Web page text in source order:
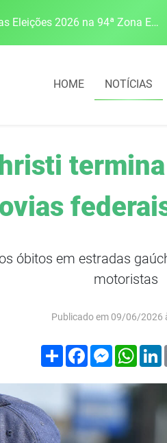
Justiça Eleitoral intensifica preparativos e faz alertas para as Eleições 2026 na 94ª Zona Eleitoral
HOME NOTÍCIAS
óbitos em estradas
motoristas
Publicado em 09/06/2026
Compartilhar
FacebookMessenger